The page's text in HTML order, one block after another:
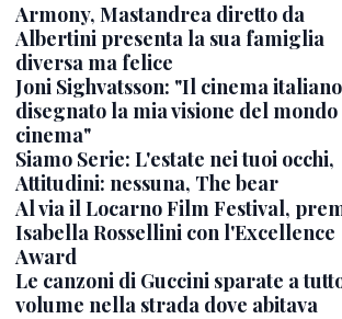
Armony, Mastandrea diretto da
Albertini presenta la sua famiglia
diversa ma felice
Joni Sighvatsson: "Il cinema
disegnato la mia visione del
cinema"
Siamo Serie: L'estate nei tuoi occhi,
Attitudini: nessuna, The bear
Al via il Locarno Film Festival,
Isabella Rossellini con l'Excellence
Award
Le canzoni di Guccini sparate a
volume nella strada dove abitava